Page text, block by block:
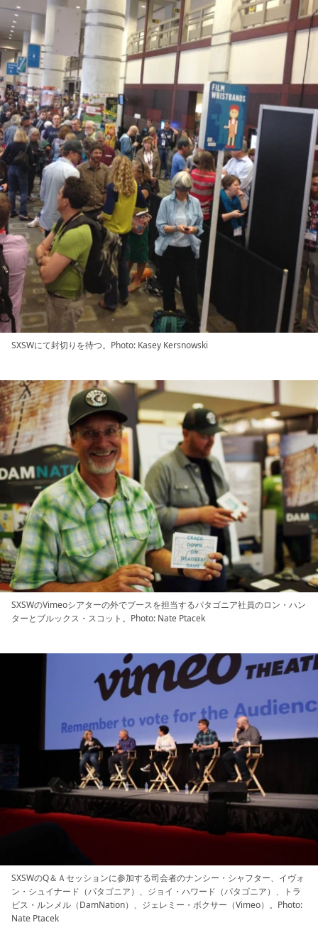
SXSWにて封切りを待つ。Photo: Kasey Kersnowski
SXSWのVimeoシアターの外でブースを担当するパタゴニア社員のロン・ハン
ターとブルックス・スコット。Photo: Nate Ptacek
SXSWのQ＆Ａセッションに参加する司会者のナンシー・シャフター、イヴォ
ン・シュイナード（パタゴニア）、ジョイ・ハワード（パタゴニア）、トラ
ビス・ルンメル（DamNation）、ジェレミー・ボクサー（Vimeo）。Photo:
Nate Ptacek